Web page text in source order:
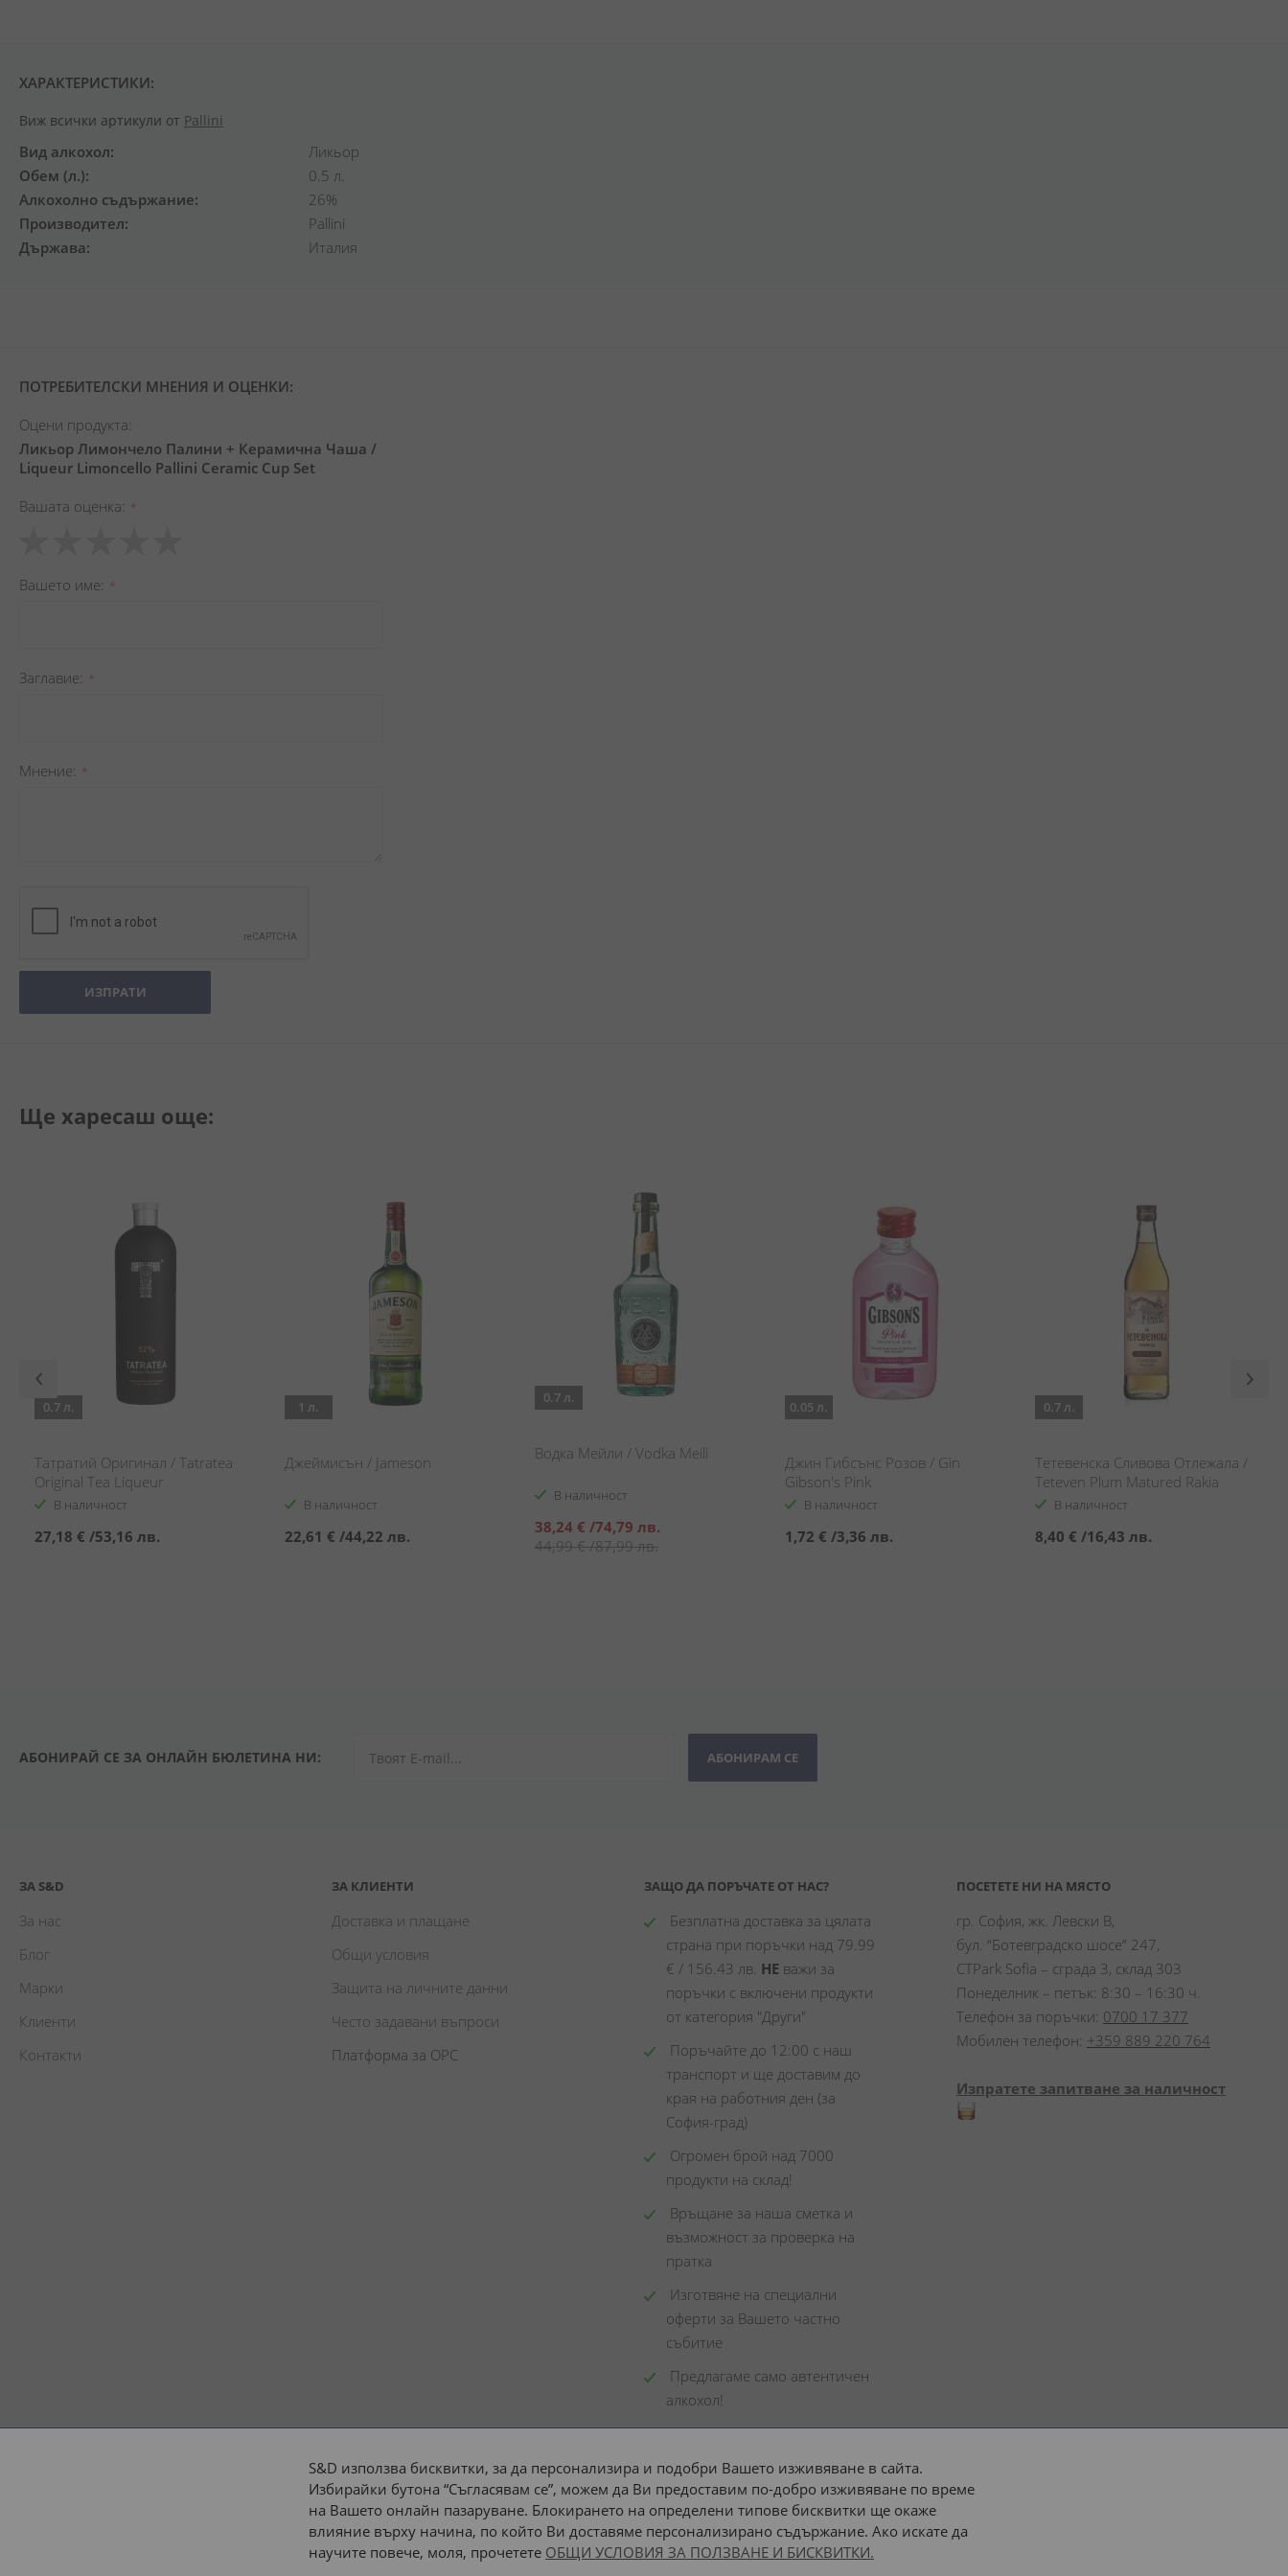
ХАРАКТЕРИСТИКИ:
Виж всички артикули от Pallini
Вид алкохол
Ликьор
Обем (л.)
0.5 л.
Алкохолно съдържание
26%
Производител
Pallini
Държава
Италия
ПОТРЕБИТЕЛСКИ МНЕНИЯ И ОЦЕНКИ:
Оцени продукта:
Ликьор Лимончело Палини + Керамична Чаша /
Liqueur Limoncello Pallini Ceramic Cup Set
Вашата оценка
star
stars
stars
stars
stars
Вашето име
Заглавиe
Мнение
ИЗПРАТИ
Ще харесаш още:
0.7 л.
Татратий Оригинал / Tatratea
Original Tea Liqueur
В наличност
27,18 € /53,16 лв.
1 л.
Джеймисън / Jameson
В наличност
22,61 € /44,22 лв.
0.7 л.
Водка Мейли / Vodka Meili
В наличност
Специална
цена
38,24 € /74,79 лв.
44,99 €/87,99 лв.
0.05 л.
Джин Гибсънс Розов / Gin
Gibson's Pink
В наличност
1,72 € /3,36 лв.
0.7 л.
Тетевенска Сливова Отлежала /
Teteven Plum Matured Rakia
В наличност
8,40 € /16,43 лв.
АБОНИРАЙ СЕ ЗА ОНЛАЙН БЮЛЕТИНА НИ: АБОНИРАМ СЕ
ЗА S&D
За нас
Блог
Марки
Клиенти
Контакти
ЗА КЛИЕНТИ
Доставка и плащане
Общи условия
Защита на личните данни
Често задавани въпроси
Платформа за ОРС
ЗАЩО ДА ПОРЪЧАТЕ ОТ НАС?
Безплатна доставка за цялата
страна при поръчки над 79.99
€ / 156.43 лв. НЕ важи за
поръчки с включени продукти
от категория "Други"
Поръчайте до 12:00 с наш
транспорт и ще доставим до
края на работния ден (за
София-град)
Огромен брой над 7000
продукти на склад!
Връщане за наша сметка и
възможност за проверка на
пратка
Изготвяне на специални
оферти за Вашето частно
събитие
Предлагаме само автентичен
алкохол!
ПОСЕТЕТЕ НИ НА МЯСТО
гр. София, жк. Левски В,
бул. “Ботевградско шосе” 247,
CTPark Sofia – сграда 3, склад 303
Понеделник – петък: 8:30 – 16:30 ч.
Телефон за поръчки: 0700 17 377
Мобилен телефон: +359 889 220 764
Изпратете запитване за наличност
Доставка до адрес с: или наш транспорт
S&D използва бисквитки, за да персонализира и подобри Вашето изживяване в сайта.
Избирайки бутона “Съгласявам се”, можем да Ви предоставим по-добро изживяване по време
на Вашето онлайн пазаруване. Блокирането на определени типове бисквитки ще окаже
влияние върху начина, по който Ви доставяме персонализирано съдържание. Ако искате да
научите повече, моля, прочетете ОБЩИ УСЛОВИЯ ЗА ПОЛЗВАНЕ И БИСКВИТКИ.